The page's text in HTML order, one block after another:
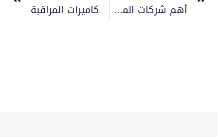
أهم شركات المصاعد 2023 كاميرات المراقبة